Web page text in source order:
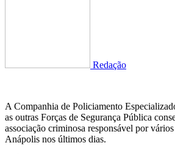
Redação
A Companhia de Policiamento
as outras Forças de Segurança Pública
associação criminosa responsável por
Anápolis nos últimos dias.